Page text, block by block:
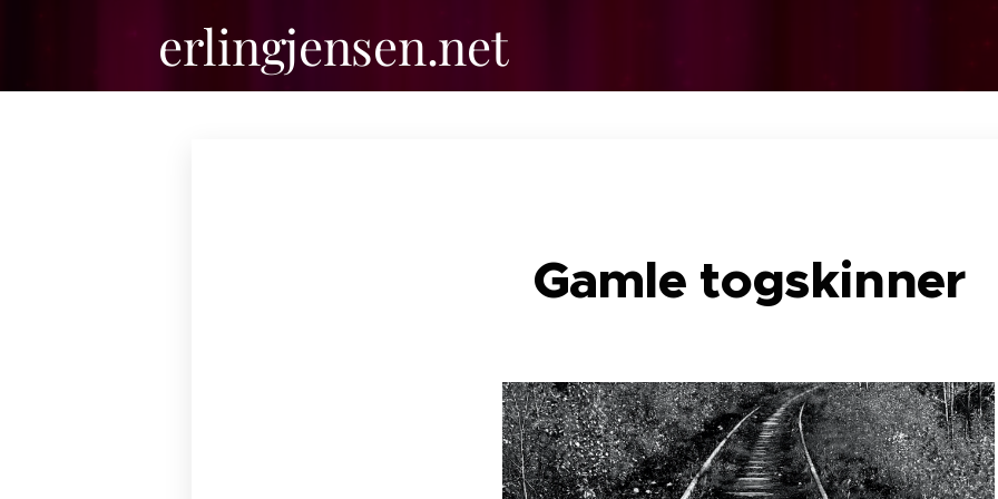
erlingjensen.net
Gamle togskinner